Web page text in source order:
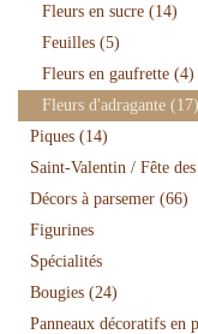
Fleurs en sucre (14)
Feuilles (5)
Fleurs en gaufrette (4)
Fleurs d'adragante (17)
Piques (14)
Saint-Valentin / Fête des
Décors à parsemer (66)
Figurines
Spécialités
Bougies (24)
Panneaux décoratifs en